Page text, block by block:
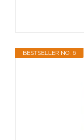
BESTSELLER NO. 6